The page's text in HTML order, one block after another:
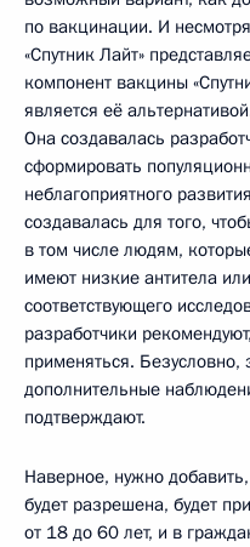
по вакцинации. И
«Спутник Лайт»
компонент вакцины
является её
Она создавалась
сформировать
неблагоприятного
создавалась для того,
в том числе людям,
имеют низкие антитела
соответствующего
разработчики
применяться. Безусловно,
дополнительные
подтверждают.
Наверное, нужно
будет разрешена, будет
от 18 до 60 лет, и в